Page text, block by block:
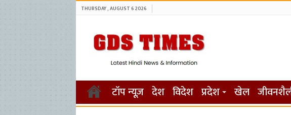
THURSDAY , AUGUST 6 2026
टॉप न्यूज़ देश विदेश प्रदेश खेल